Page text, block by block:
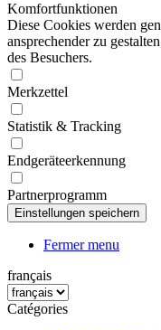
Komfortfunktionen
Diese Cookies werden
ansprechender zu
des Besuchers.
Merkzettel
Statistik & Tracking
Endgeräteerkennung
Partnerprogramm
Fermer menu
français
Catégories